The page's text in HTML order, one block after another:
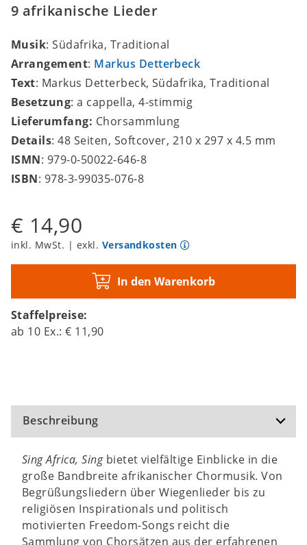
9 afrikanische Lieder
Musik: Südafrika, Traditional
Arrangement: Markus Detterbeck
Text: Markus Detterbeck, Südafrika, Traditional
Besetzung: a cappella, 4-stimmig
Lieferumfang: Chorsammlung
Details: 48 Seiten, Softcover, 210 x 297 x 4.5 mm
ISMN: 979-0-50022-646-8
ISBN: 978-3-99035-076-8
€ 14,90
inkl. MwSt. | exkl. Versandkosten
In den Warenkorb
Staffelpreise:
ab 10 Ex.:€ 11,90
Beschreibung
Sing Africa, Singbietet vielfältige Einblicke in die
große Bandbreite afrikanischer Chormusik. Von
Begrüßungsliedern über Wiegenlieder bis zu
religiösen Inspirationals und politisch
motivierten Freedom-Songs reicht die
Sammlung von Chorsätzen aus der erfahrenen